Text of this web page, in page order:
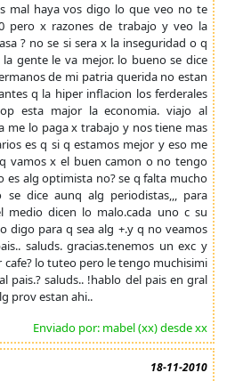
mal haya vos digo lo que veo no te
pero x razones de trabajo y veo la
? no se si sera x la inseguridad o q
gente le va mejor. lo bueno se dice
de mi patria querida no estan
q la hiper inflacion los ferderales
esta major la economia. viajo al
me lo paga x trabajo y nos tiene mas
es q si q estamos mejor y eso me
vamos x el buen camon o no tengo
es alg optimista no? se q falta mucho
dice aunq alg periodistas,,, para
medio dicen lo malo.cada uno c su
digo para q sea alg +.y q no veamos
saluds. gracias.tenemos un exc y
cafe? lo tuteo pero le tengo muchisimi
pais.? saluds.. !hablo del pais en gral
prov estan ahi..
Enviado por: mabel (xx) desde xx
18-11-2010